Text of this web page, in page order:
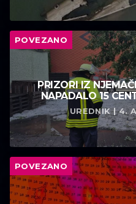
POVEZANO
PRIZORI IZ
NAPADALO 15
UREDNIK | 4.
POVEZANO